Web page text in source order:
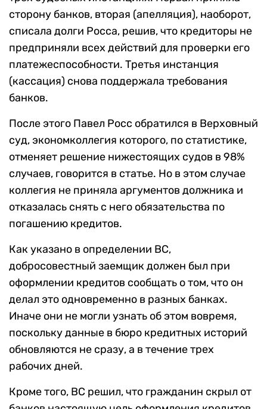
сторону банков, вторая (апелляция), наоборот,
списала долги Росса, решив, что кредиторы не
предприняли всех действий для проверки его
платежеспособности. Третья инстанция
(кассация) снова поддержала требования
банков.
После этого Павел Росс обратился в Верховный
суд, экономколлегия которого, по статистике,
отменяет решение нижестоящих судов в 98%
случаев, говорится в статье. Но в этом случае
коллегия не приняла аргументов должника и
отказалась снять с него обязательства по
погашению кредитов.
Как указано в определении ВС,
добросовестный заемщик должен был при
оформлении кредитов сообщать о том, что он
делал это одновременно в разных банках.
Иначе они не могли узнать об этом вовремя,
поскольку данные в бюро кредитных историй
обновляются не сразу, а в течение трех
рабочих дней.
Кроме того, ВС решил, что гражданин скрыл от